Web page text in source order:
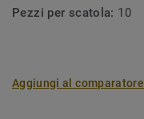
Pezzi per scatola: 10
Aggiungi al comparatore